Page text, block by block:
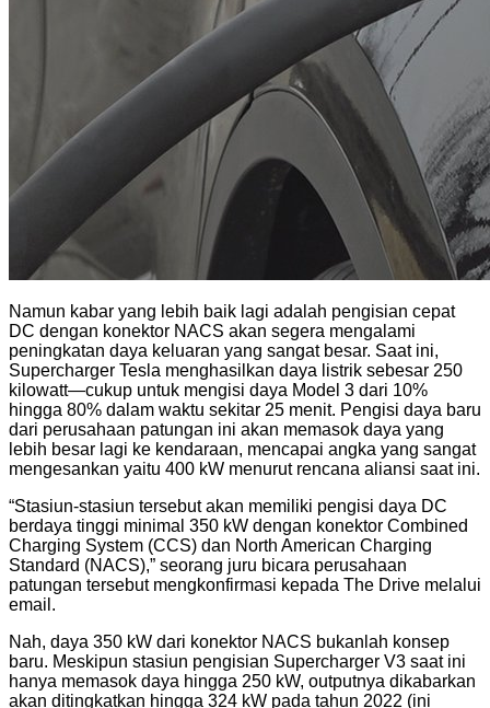
Namun kabar yang lebih baik lagi adalah pengisian cepat
DC dengan konektor NACS akan segera mengalami
peningkatan daya keluaran yang sangat besar. Saat ini,
Supercharger Tesla menghasilkan daya listrik sebesar 250
kilowatt—cukup untuk mengisi daya Model 3 dari 10%
hingga 80% dalam waktu sekitar 25 menit. Pengisi daya baru
dari perusahaan patungan ini akan memasok daya yang
lebih besar lagi ke kendaraan, mencapai angka yang sangat
mengesankan yaitu 400 kW menurut rencana aliansi saat ini.
“Stasiun-stasiun tersebut akan memiliki pengisi daya DC
berdaya tinggi minimal 350 kW dengan konektor Combined
Charging System (CCS) dan North American Charging
Standard (NACS),” seorang juru bicara perusahaan
patungan tersebut mengkonfirmasi kepada The Drive melalui
email.
Nah, daya 350 kW dari konektor NACS bukanlah konsep
baru. Meskipun stasiun pengisian Supercharger V3 saat ini
hanya memasok daya hingga 250 kW, outputnya dikabarkan
akan ditingkatkan hingga 324 kW pada tahun 2022 (ini